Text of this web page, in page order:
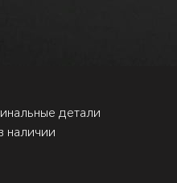
детали
наличии